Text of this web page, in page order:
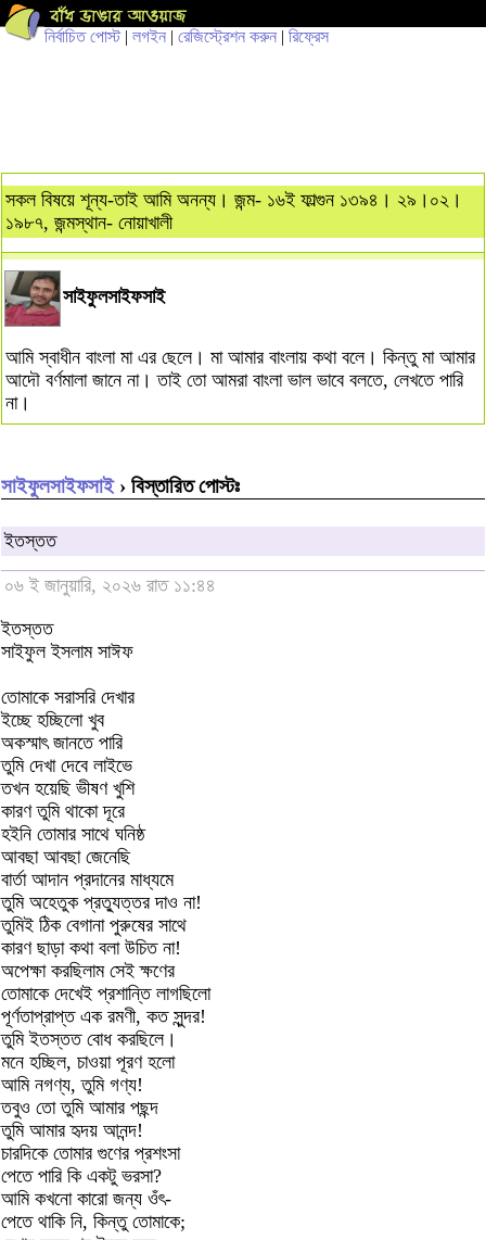
নির্বাচিত পোস্ট| লগইন | রেজিস্ট্রেশন করুন | রিফ্রেস
সকল বিষয়ে শূন্য-তাই আমি অনন্য। জন্ম- ১৬ই ফাল্গুন ১৩৯৪। ২৯।০২।
১৯৮৭, জন্মস্থান- নোয়াখালী
সাইফুলসাইফসাই
আমি স্বাধীন বাংলা মা এর ছেলে। মা আমার বাংলায় কথা বলে। কিন্তু মা আমার
আদৌ বর্ণমালা জানে না। তাই তো আমরা বাংলা ভাল ভাবে বলতে, লেখতে পারি
না।
সাইফুলসাইফসাই› বিস্তারিত পোস্টঃ
ইতস্তত
০৬ ই জানুয়ারি, ২০২৬ রাত ১১:৪৪
ইতস্তত
সাইফুল ইসলাম সাঈফ
তোমাকে সরাসরি দেখার
ইচ্ছে হচ্ছিলো ‍খুব
অকস্মাৎ জানতে পারি
তুমি দেখা দেবে লাইভে
তখন হয়েছি ভীষণ খুশি
কারণ তুমি থাকো দূরে
হইনি তোমার সাথে ঘনিষ্ঠ
আবছা আবছা জেনেছি
বার্তা আদান প্রদানের মাধ্যমে
তুমি অহেতুক প্রত্যুত্তর দাও না!
তুমিই ঠিক বেগানা পুরুষের সাথে
কারণ ছাড়া কথা বলা উচিত না!
অপেক্ষা করছিলাম সেই ক্ষণের
তোমাকে দেখেই প্রশান্তি লাগছিলো
পূর্ণতাপ্রাপ্ত এক রমণী, কত সুন্দর!
তুমি ইতস্তত বোধ করছিলে।
মনে হচ্ছিল, চাওয়া পূরণ হলো
আমি নগণ্য, তুমি গণ্য!
তবুও তো তুমি আমার পছন্দ
তুমি আমার হৃদয় আনন্দ!
চারদিকে তোমার গুণের প্রশংসা
পেতে পারি কি একটু ভরসা?
আমি কখনো কারো জন্য ওঁৎ-
পেতে থাকি নি, কিন্তু তোমাকে;